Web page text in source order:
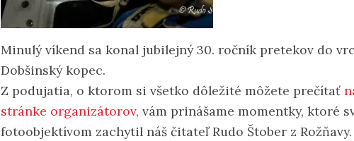
Minulý víkend sa konal jubilejný 30. ročník pretekov do
Dobšinský kopec.
Z podujatia, o ktorom si všetko dôležité môžete prečítať
stránke organizátorov, vám prinášame momentky, ktoré
fotoobjektívom zachytil náš čitateľ Rudo Štober z Rožňavy.